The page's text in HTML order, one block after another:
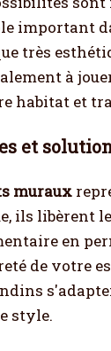
important
très
à
habitat et
et
muraux
ils libèrent
en
de votre
style.